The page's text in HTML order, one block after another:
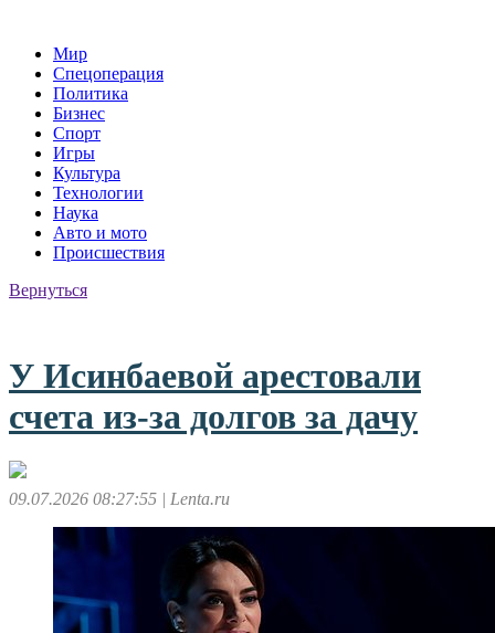
Мир
Спецоперация
Политика
Бизнес
Спорт
Игры
Культура
Технологии
Наука
Авто и мото
Происшествия
Вернуться
У Исинбаевой арестовали
счета из-за долгов за дачу
09.07.2026 08:27:55 | Lenta.ru